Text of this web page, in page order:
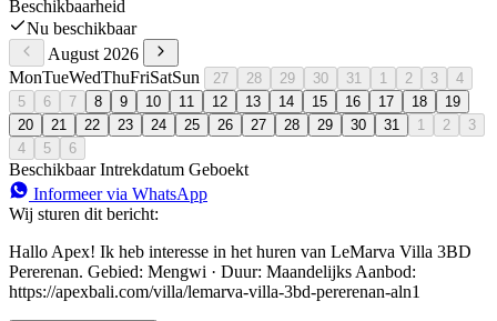
Beschikbaarheid
Nu beschikbaar
August 2026
MonTueWedThuFriSatSun 27 28 29 30 31 1 2 3
4
5
6 7 8 9 10 11 12 13 14 15 16 17 18
19
20
21 22 23 24 25 26 27 28 29 30 31 1 2
3
4
5 6
Beschikbaar Intrekdatum Geboekt
Informeer via WhatsApp
Wij sturen dit bericht:
Hallo Apex! Ik heb interesse in het huren van LeMarva Villa 3BD
Pererenan. Gebied: Mengwi · Duur: Maandelijks Aanbod:
https://apexbali.com/villa/lemarva-villa-3bd-pererenan-aln1